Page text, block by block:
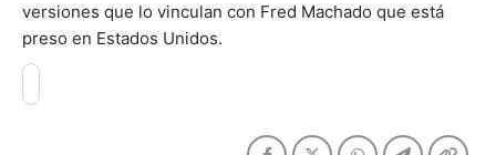
versiones que lo vinculan con Fred Machado que está
preso en Estados Unidos.